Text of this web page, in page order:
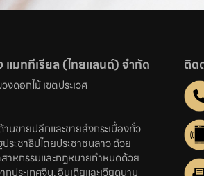
มททีเรียล (ไทยแลนด์) จำกัด
ดอกไม้ เขตประเวศ
ขายปลีกและขายส่งกระเบื้องทั่ว
ระชาธิปไตยประชาชนลาว ด้วย
หกรรมและกฎหมายกำหนดด้วย
ระเทศจีน, อินเดียและเวียดนาม
ติด